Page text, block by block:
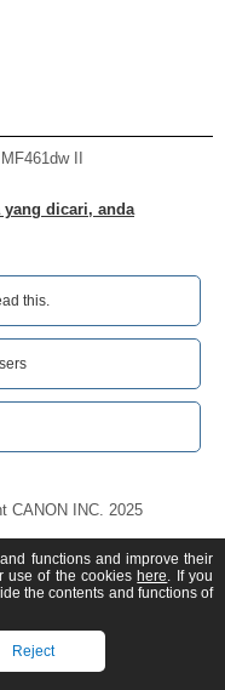
II
yang dicari, anda
this.‎
CANON INC. 2025
functions and improve their
use of the cookies here. If you
the contents and functions of
Reject